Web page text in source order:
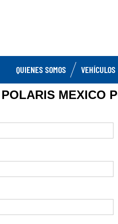
QUIENES SOMOS VEHÍCULOS
MEXICO